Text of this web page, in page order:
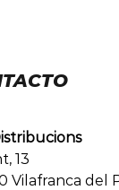
13
Vilafranca del